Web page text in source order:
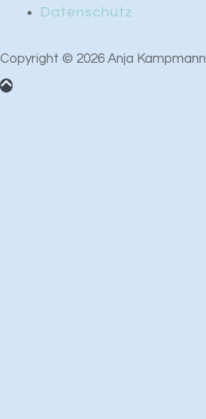
Datenschutz
Copyright © 2026 Anja Kampmann